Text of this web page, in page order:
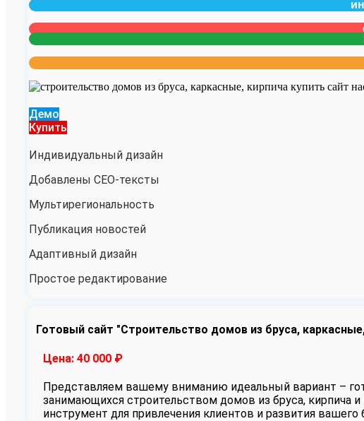
Демо
Купить
Индивидуальный дизайн
Добавлены СЕО-тексты
Мультирегиональность
Публикация новостей
Адаптивный дизайн
Простое редактирование
Готовый сайт "Строительство домов из бруса,
Цена: 40 000 ₽
Представляем вашему вниманию идеальный вариант –
занимающихся строительством домов из бруса, кирпича
инструмент для привлечения клиентов и развития вашего